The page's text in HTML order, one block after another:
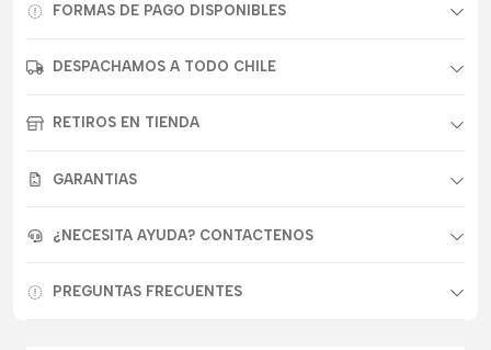
FORMAS DE PAGO DISPONIBLES
DESPACHAMOS A TODO CHILE
RETIROS EN TIENDA
GARANTIAS
¿NECESITA AYUDA? CONTACTENOS
PREGUNTAS FRECUENTES